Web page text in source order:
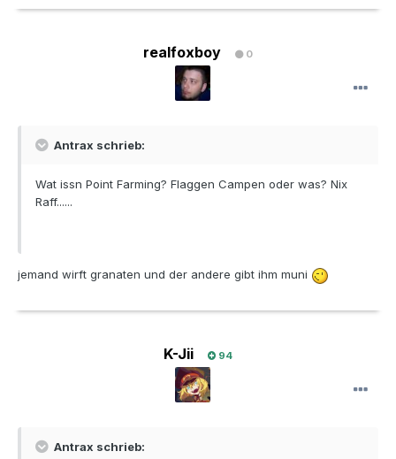
realfoxboy 0
Antrax schrieb:
Wat issn Point Farming? Flaggen Campen oder was? Nix
Raff......
jemand wirft granaten und der andere gibt ihm muni
K-Jii 94
Antrax schrieb: